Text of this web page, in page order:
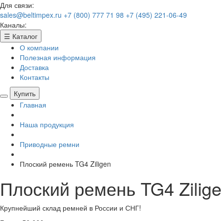
Для связи:
sales@beltimpex.ru +7 (800) 777 71 98 +7 (495) 221-06-49
Каналы:
☰ Каталог
О компании
Полезная информация
Доставка
Контакты
Купить
Главная
Наша продукция
Приводные ремни
Плоский ремень TG4 Ziligen
Плоский ремень TG4
Крупнейший склад ремней в России и СНГ!